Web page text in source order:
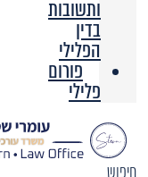
ותשובות
בדין
הפלילי
פורום
פלילי